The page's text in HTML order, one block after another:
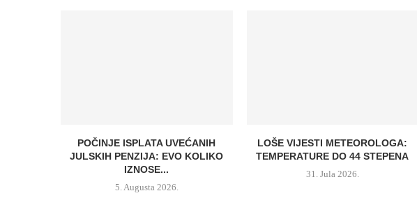
POČINJE ISPLATA UVEĆANIH
JULSKIH PENZIJA: EVO KOLIKO
IZNOSE...
5. Augusta 2026.
LOŠE VIJESTI METEOROLOGA:
TEMPERATURE DO 44 STEPENA
31. Jula 2026.